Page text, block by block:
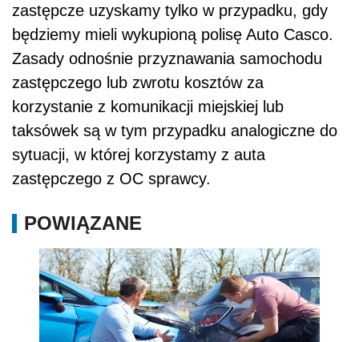
zastępcze uzyskamy tylko w przypadku, gdy
będziemy mieli wykupioną polisę Auto Casco.
Zasady odnośnie przyznawania samochodu
zastępczego lub zwrotu kosztów za
korzystanie z komunikacji miejskiej lub
taksówek są w tym przypadku analogiczne do
sytuacji, w której korzystamy z auta
zastępczego z OC sprawcy.
POWIĄZANE